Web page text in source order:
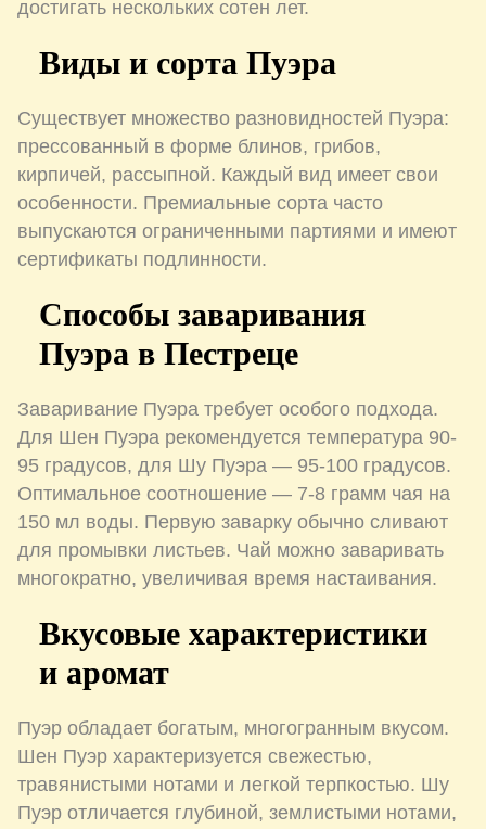
достигать нескольких сотен лет.
Виды и сорта Пуэра
Существует множество разновидностей Пуэра:
прессованный в форме блинов, грибов,
кирпичей, рассыпной. Каждый вид имеет свои
особенности. Премиальные сорта часто
выпускаются ограниченными партиями и имеют
сертификаты подлинности.
Способы заваривания
Пуэра в Пестреце
Заваривание Пуэра требует особого подхода.
Для Шен Пуэра рекомендуется температура 90-
95 градусов, для Шу Пуэра — 95-100 градусов.
Оптимальное соотношение — 7-8 грамм чая на
150 мл воды. Первую заварку обычно сливают
для промывки листьев. Чай можно заваривать
многократно, увеличивая время настаивания.
Вкусовые характеристики
и аромат
Пуэр обладает богатым, многогранным вкусом.
Шен Пуэр характеризуется свежестью,
травянистыми нотами и легкой терпкостью. Шу
Пуэр отличается глубиной, землистыми нотами,